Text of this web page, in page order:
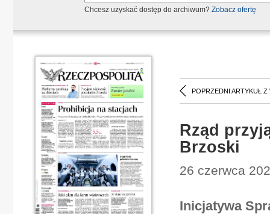
Chcesz uzyskać dostęp do archiwum? Zobacz ofertę
POPRZEDNI ARTYKUŁ Z
Rząd
Brzoski
26 czerwca
Inicjatywa